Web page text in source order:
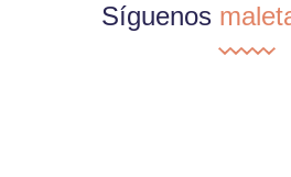
Síguenos